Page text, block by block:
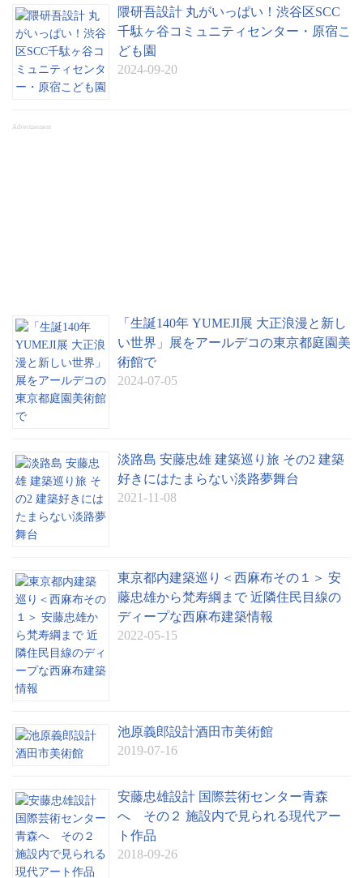
隈研吾設計 丸がいっぱい！渋谷区SCC
千駄ヶ谷コミュニティセンター・原宿こ
ども園
2024-09-20
Advertisement
「生誕140年 YUMEJI展 大正浪漫と新し
い世界」展をアールデコの東京都庭園美
術館で
2024-07-05
淡路島 安藤忠雄 建築巡り旅 その2 建築
好きにはたまらない淡路夢舞台
2021-11-08
東京都内建築巡り＜西麻布その１＞ 安
藤忠雄から梵寿綱まで 近隣住民目線の
ディープな西麻布建築情報
2022-05-15
池原義郎設計酒田市美術館
2019-07-16
安藤忠雄設計 国際芸術センター青森
へ その２ 施設内で見られる現代アー
ト作品
2018-09-26